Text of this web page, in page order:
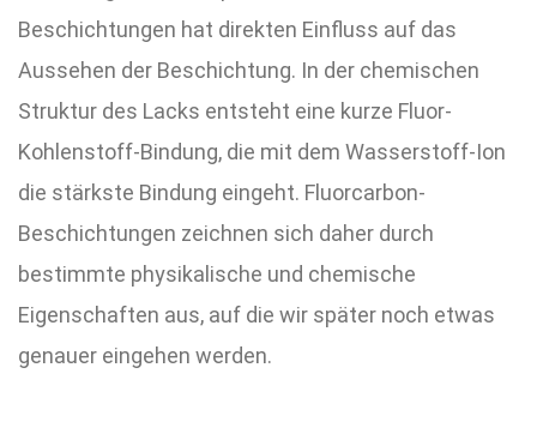
Beschichtungen hat direkten Einfluss auf das
Aussehen der Beschichtung. In der chemischen
Struktur des Lacks entsteht eine kurze Fluor-
Kohlenstoff-Bindung, die mit dem Wasserstoff-Ion
die stärkste Bindung eingeht. Fluorcarbon-
Beschichtungen zeichnen sich daher durch
bestimmte physikalische und chemische
Eigenschaften aus, auf die wir später noch etwas
genauer eingehen werden.